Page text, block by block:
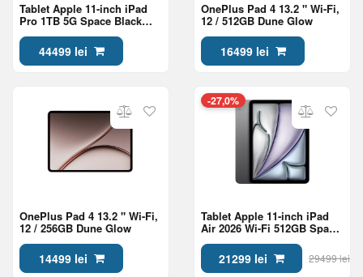
Tablet Apple 11-inch iPad
Pro 1TB 5G Space Black
(ME2W4)
44499 lei
OnePlus Pad 4 13.2 " Wi-Fi,
12 / 512GB Dune Glow
16499 lei
OnePlus Pad 4 13.2 " Wi-Fi,
12 / 256GB Dune Glow
14499 lei
-27,0%
Tablet Apple 11-inch iPad
Air 2026 Wi-Fi 512GB Space
Grey (MH3A4QA/A)
21299 lei 29499 lei